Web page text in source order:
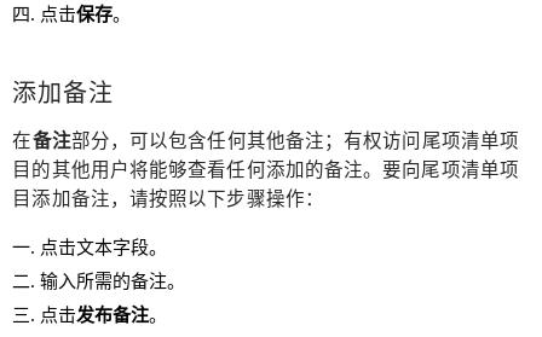
点击保存。
添加备注
在备注部分，可以包含任何其他备注；有权访问尾项清单项
目的其他用户将能够查看任何添加的备注。要向尾项清单项
目添加备注，请按照以下步骤操作：
点击文本字段。
输入所需的备注。
点击发布备注。